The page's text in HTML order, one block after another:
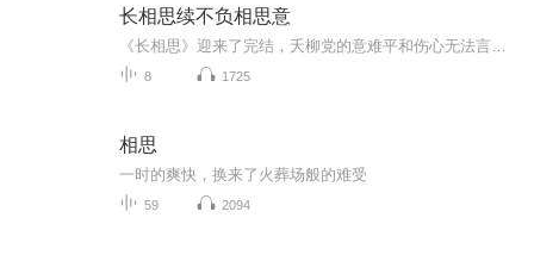
长相思续不负相思意
8 1725
相思
一时的爽快，换来了火葬场般的难受
59 2094